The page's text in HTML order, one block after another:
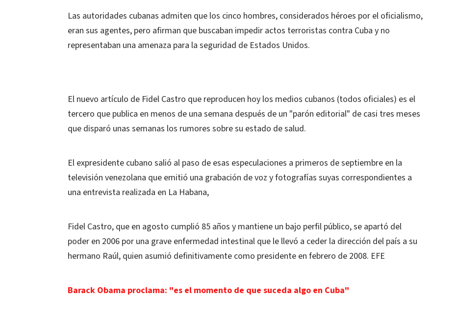
Las autoridades cubanas admiten que los cinco hombres, considerados héroes por el oficialismo,
eran sus agentes, pero afirman que buscaban impedir actos terroristas contra Cuba y no
representaban una amenaza para la seguridad de Estados Unidos.
El nuevo artículo de Fidel Castro que reproducen hoy los medios cubanos (todos oficiales) es el
tercero que publica en menos de una semana después de un "parón editorial" de casi tres meses
que disparó unas semanas los rumores sobre su estado de salud.
El expresidente cubano salió al paso de esas especulaciones a primeros de septiembre en la
televisión venezolana que emitió una grabación de voz y fotografías suyas correspondientes a
una entrevista realizada en La Habana,
Fidel Castro, que en agosto cumplió 85 años y mantiene un bajo perfil público, se apartó del
poder en 2006 por una grave enfermedad intestinal que le llevó a ceder la dirección del país a su
hermano Raúl, quien asumió definitivamente como presidente en febrero de 2008. EFE
Barack Obama proclama: "es el momento de que suceda algo en Cuba"